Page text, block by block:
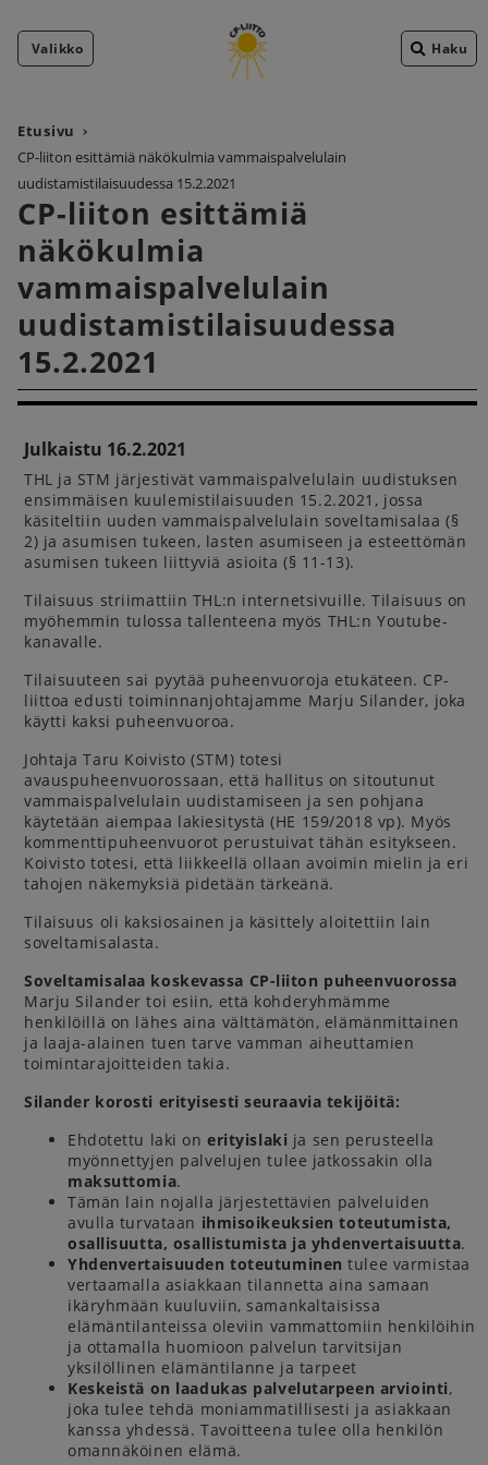
Valikko Haku
Etusivu
CP-liiton esittämiä näkökulmia vammaispalvelulain
uudistamistilaisuudessa 15.2.2021
CP-liiton esittämiä
näkökulmia
vammaispalvelulain
uudistamistilaisuudessa
15.2.2021
Julkaistu 16.2.2021
THL ja STM järjestivät vammaispalvelulain uudistuksen
ensimmäisen kuulemistilaisuuden 15.2.2021, jossa
käsiteltiin uuden vammaispalvelulain soveltamisalaa (§
2) ja asumisen tukeen, lasten asumiseen ja esteettömän
asumisen tukeen liittyviä asioita (§ 11-13).
Tilaisuus striimattiin THL:n internetsivuille. Tilaisuus on
myöhemmin tulossa tallenteena myös THL:n Youtube-
kanavalle.
Tilaisuuteen sai pyytää puheenvuoroja etukäteen. CP-
liittoa edusti toiminnanjohtajamme Marju Silander, joka
käytti kaksi puheenvuoroa.
Johtaja Taru Koivisto (STM) totesi
avauspuheenvuorossaan, että hallitus on sitoutunut
vammaispalvelulain uudistamiseen ja sen pohjana
käytetään aiempaa lakiesitystä (HE 159/2018 vp). Myös
kommenttipuheenvuorot perustuivat tähän esitykseen.
Koivisto totesi, että liikkeellä ollaan avoimin mielin ja eri
tahojen näkemyksiä pidetään tärkeänä.
Tilaisuus oli kaksiosainen ja käsittely aloitettiin lain
soveltamisalasta.
Soveltamisalaa koskevassa CP-liiton puheenvuorossa
Marju Silander toi esiin, että kohderyhmämme
henkilöillä on lähes aina välttämätön, elämänmittainen
ja laaja-alainen tuen tarve vamman aiheuttamien
toimintarajoitteiden takia.
Silander korosti erityisesti seuraavia tekijöitä:
Ehdotettu laki onerityislaki ja sen perusteella
myönnettyjen palvelujen tulee jatkossakin olla
maksuttomia.
Tämän lain nojalla järjestettävien palveluiden
avulla turvataan ihmisoikeuksien toteutumista,
osallisuutta, osallistumista ja yhdenvertaisuutta.
Yhdenvertaisuuden toteutuminentulee varmistaa
vertaamalla asiakkaan tilannetta aina samaan
ikäryhmään kuuluviin, samankaltaisissa
elämäntilanteissa oleviin vammattomiin henkilöihin
ja ottamalla huomioon palvelun tarvitsijan
yksilöllinen elämäntilanne ja tarpeet
Keskeistä on laadukas palvelutarpeen arviointi,
joka tulee tehdä moniammatillisesti ja asiakkaan
kanssa yhdessä. Tavoitteena tulee olla henkilön
omannäköinen elämä.